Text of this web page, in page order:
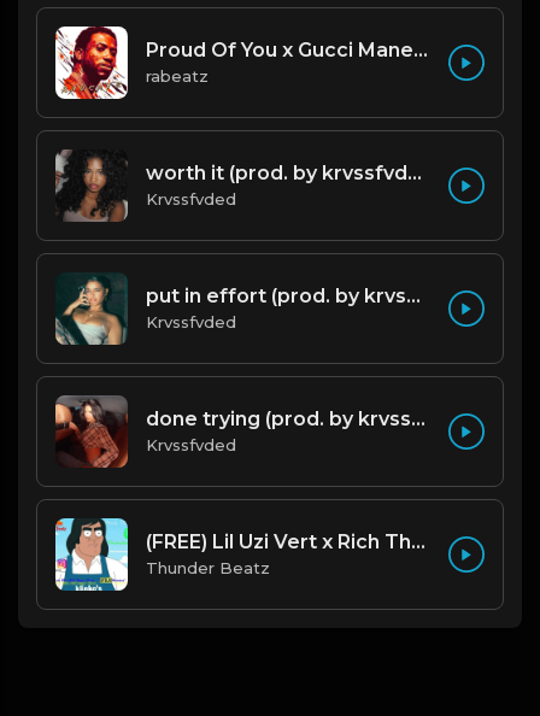
Proud Of You x Gucci Mane type beat
rabeatz
worth it (prod. by krvssfvded) 144bpm
Krvssfvded
put in effort (prod. by krvssfvded) 126bpm TAGGED
Krvssfvded
done trying (prod. by krvssfvded & Dee Aye) 134bpm
Krvssfvded
(FREE) Lil Uzi Vert x Rich The Kid Type Beat - " Stelio Kontos"
Thunder Beatz